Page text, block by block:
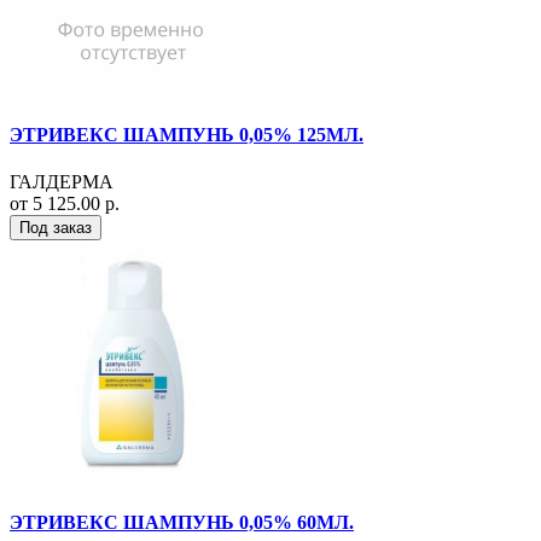
ЭТРИВЕКС ШАМПУНЬ 0,05% 125МЛ.
ГАЛДЕРМА
от 5 125.00 р.
Под заказ
ЭТРИВЕКС ШАМПУНЬ 0,05% 60МЛ.